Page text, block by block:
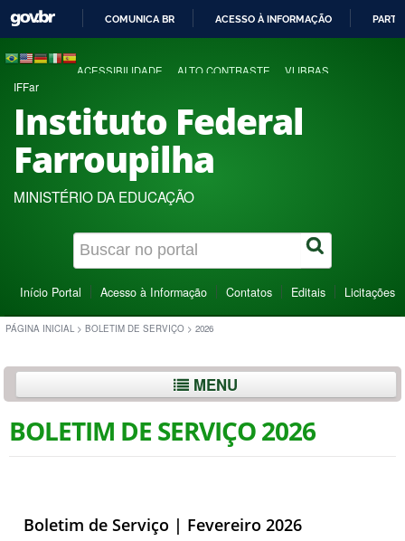
COMUNICA BR ACESSO À INFORMAÇÃO
ACESSIBILIDADE ALTO CONTRASTE VLIBRAS
IFFar
Instituto Federal
Farroupilha
MINISTÉRIO DA EDUCAÇÃO
Início Portal Acesso à Informação Contatos Editais Licitações
PÁGINA INICIAL > BOLETIM DE SERVIÇO > 2026
MENU
BOLETIM DE SERVIÇO 2026
Boletim de Serviço | Fevereiro 2026